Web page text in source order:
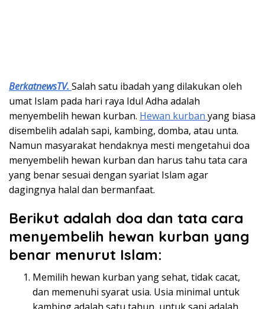
BerkatnewsTV. Salah satu ibadah yang dilakukan oleh
umat Islam pada hari raya Idul Adha adalah
menyembelih hewan kurban. Hewan kurban yang biasa
disembelih adalah sapi, kambing, domba, atau unta.
Namun masyarakat hendaknya mesti mengetahui doa
menyembelih hewan kurban dan harus tahu tata cara
yang benar sesuai dengan syariat Islam agar
dagingnya halal dan bermanfaat.
Berikut adalah doa dan tata cara
menyembelih hewan kurban yang
benar menurut Islam:
Memilih hewan kurban yang sehat, tidak cacat,
dan memenuhi syarat usia. Usia minimal untuk